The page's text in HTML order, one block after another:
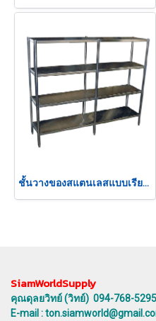
ชั้นวางของสแตนเลสแบบเรียบ 4 ชั้น
SiamWorldSupply
คุณดุลยวิทย์ (วิทย์) 094-768-
E-mail :